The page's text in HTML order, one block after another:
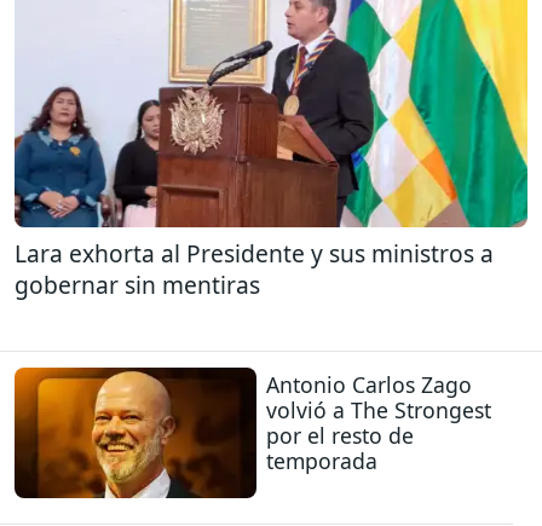
Lara exhorta al Presidente y sus ministros a
gobernar sin mentiras
Antonio Carlos Zago
volvió a The Strongest
por el resto de
temporada